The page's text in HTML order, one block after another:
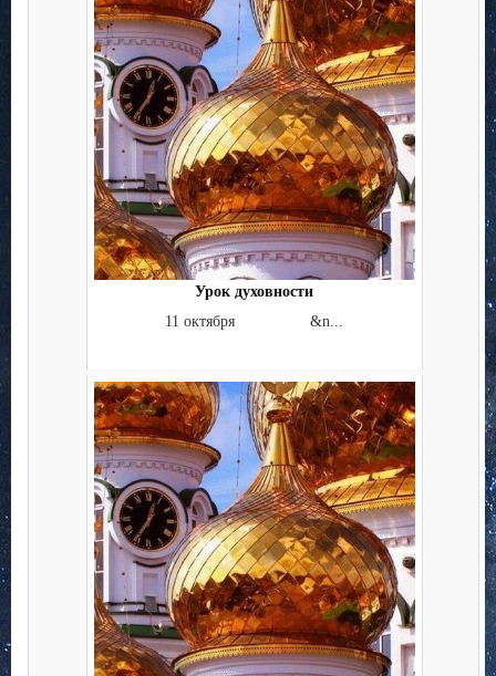
Урок духовности
11 октября &n...